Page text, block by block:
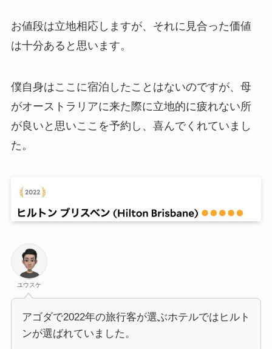
お値段は立地相応しますが、それに見合った価値
は十分あると思います。
僕自身はここに宿泊したことはないのですが、母
がオーストラリアに来た際に立地的に疲れない所
が良いと思いここを予約し、喜んでくれていまし
た。
ユウスケ
アゴダで2022年の旅行客が選ぶホテルではヒルト
ンが選ばれていました。